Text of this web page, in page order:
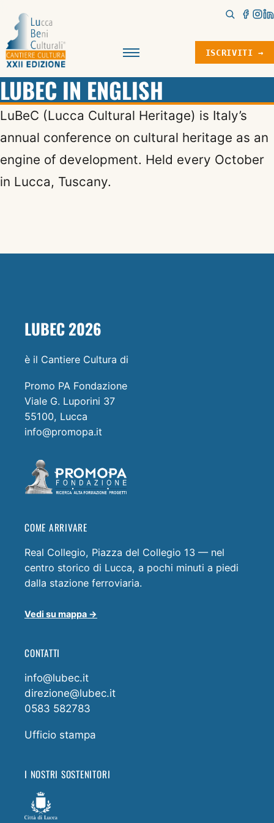
Menu
ISCRIVITI →
LUBEC IN ENGLISH
LuBeC (Lucca Cultural Heritage) is Italy’s
annual conference on cultural heritage as an
engine of development. Held every October
in Lucca, Tuscany.
LUBEC 2026
è il Cantiere Cultura di
Promo PA Fondazione
Viale G. Luporini 37
55100, Lucca
info@promopa.it
COME ARRIVARE
Real Collegio, Piazza del Collegio 13 — nel
centro storico di Lucca, a pochi minuti a piedi
dalla stazione ferroviaria.
Vedi su mappa →
CONTATTI
info@lubec.it
direzione@lubec.it
0583 582783
Ufficio stampa
I NOSTRI SOSTENITORI